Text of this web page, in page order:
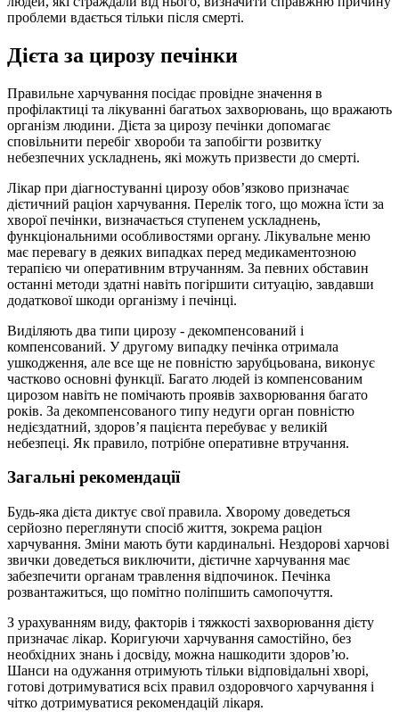
проблеми вдається тільки після смерті.
Дієта за цирозу печінки
Правильне харчування посідає провідне значення в
профілактиці та лікуванні багатьох захворювань, що вражають
організм людини. Дієта за цирозу печінки допомагає
сповільнити перебіг хвороби та запобігти розвитку
небезпечних ускладнень, які можуть призвести до смерті.
Лікар при діагностуванні цирозу обов’язково призначає
дієтичний раціон харчування. Перелік того, що можна їсти за
хворої печінки, визначається ступенем ускладнень,
функціональними особливостями органу. Лікувальне меню
має перевагу в деяких випадках перед медикаментозною
терапією чи оперативним втручанням. За певних обставин
останні методи здатні навіть погіршити ситуацію, завдавши
додаткової шкоди організму і печінці.
Виділяють два типи цирозу - декомпенсований і
компенсований. У другому випадку печінка отримала
ушкодження, але все ще не повністю зарубцьована, виконує
частково основні функції. Багато людей із компенсованим
цирозом навіть не помічають проявів захворювання багато
років. За декомпенсованого типу недуги орган повністю
недієздатний, здоров’я пацієнта перебуває у великій
небезпеці. Як правило, потрібне оперативне втручання.
Загальні рекомендації
Будь-яка дієта диктує свої правила. Хворому доведеться
серйозно переглянути спосіб життя, зокрема раціон
харчування. Зміни мають бути кардинальні. Нездорові харчові
звички доведеться виключити, дієтичне харчування має
забезпечити органам травлення відпочинок. Печінка
розвантажиться, що помітно поліпшить самопочуття.
З урахуванням виду, факторів і тяжкості захворювання дієту
призначає лікар. Коригуючи харчування самостійно, без
необхідних знань і досвіду, можна нашкодити здоров’ю.
Шанси на одужання отримують тільки відповідальні хворі,
готові дотримуватися всіх правил оздоровчого харчування і
чітко дотримуватися рекомендацій лікаря.